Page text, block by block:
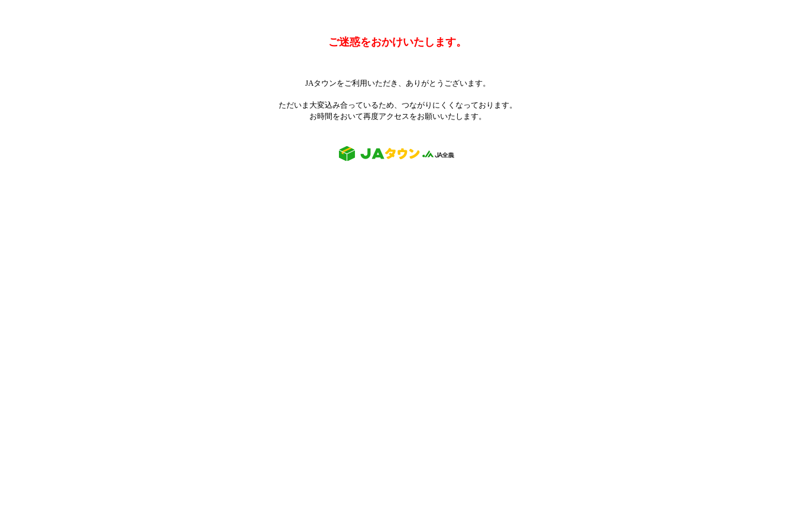
ご迷惑をおかけいたします。
JAタウンをご利用いただき、ありがとうございます。
ただいま大変込み合っているため、つながりにくくなっております。
お時間をおいて再度アクセスをお願いいたします。